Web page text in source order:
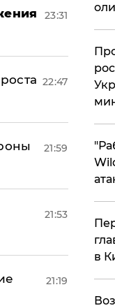
23:31
22:47
21:59
21:53
21:19
в